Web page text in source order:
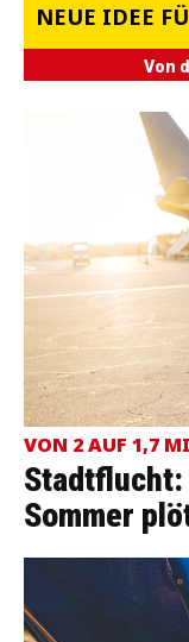
NEUE IDEE
Von
VON 2 AUF 1,7
Stadtflucht:
Sommer